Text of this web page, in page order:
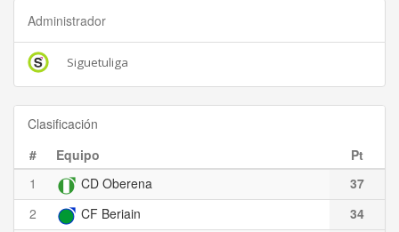
Administrador
Siguetuliga
Clasificación
#
Equipo
Pt
1
CD Oberena
37
2
CF Beriain
34